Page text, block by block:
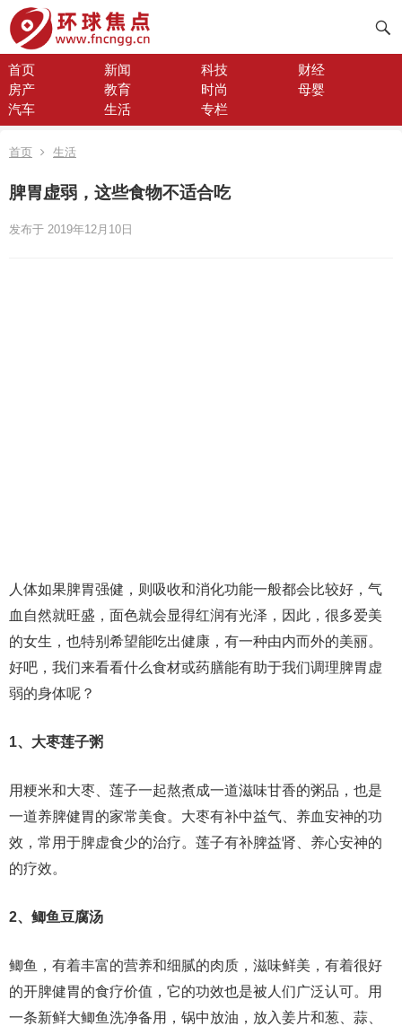
首页 新闻 科技
财经
房产
教育 时尚
母婴
汽车
生活 专栏
首页 生活
脾胃虚弱，这些食物不适合吃
发布于 2019年12月10日
人体如果脾胃强健，则吸收和消化功能一般都会比较好，气
血自然就旺盛，面色就会显得红润有光泽，因此，很多爱美
的女生，也特别希望能吃出健康，有一种由内而外的美丽。
好吧，我们来看看什么食材或药膳能有助于我们调理脾胃虚
弱的身体呢？
1、大枣莲子粥
用粳米和大枣、莲子一起熬煮成一道滋味甘香的粥品，也是
一道养脾健胃的家常美食。大枣有补中益气、养血安神的功
效，常用于脾虚食少的治疗。莲子有补脾益肾、养心安神的
的疗效。
2、鲫鱼豆腐汤
鲫鱼，有着丰富的营养和细腻的肉质，滋味鲜美，有着很好
的开脾健胃的食疗价值，它的功效也是被人们广泛认可。用
一条新鲜大鲫鱼洗净备用，锅中放油，放入姜片和葱、蒜、